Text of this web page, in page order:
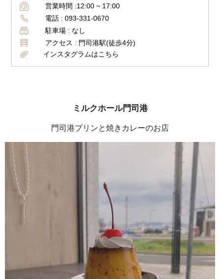
営業時間 :12:00 ~ 17:00
電話 : 093-331-0670
駐車場 : なし
アクセス : 門司港駅(徒歩4分)
インスタグラムはこちら
ミルクホール門司港
門司港プリンと焼きカレーのお店